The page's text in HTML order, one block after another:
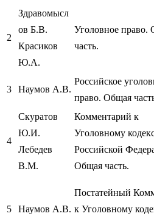
2
Здравомысл
ов Б.В.
Красиков
Ю.А.
Уголовное право.
часть.
3 Наумов А.В.
Российское
право. Общая
4
Скуратов
Ю.И.
Лебедев
В.М.
Комментарий к
Уголовному
Российской
Общая часть.
5 Наумов А.В.
Постатейный
к Уголовному